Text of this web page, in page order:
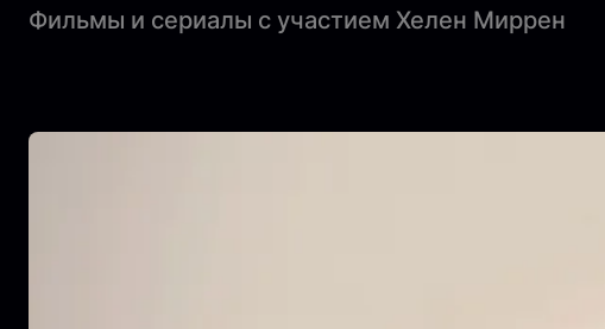
Фильмы и сериалы с участием Хелен Миррен